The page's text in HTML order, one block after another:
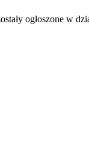
ogłoszone w